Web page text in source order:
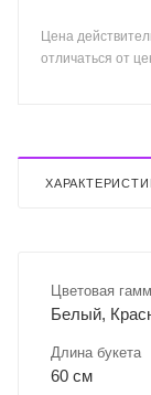
Цена
отличаться от
Цветовая
Белый,
Длина букета
60 см